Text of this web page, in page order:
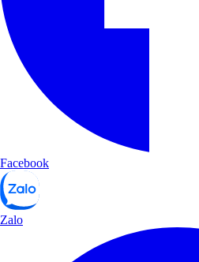
Facebook
Zalo